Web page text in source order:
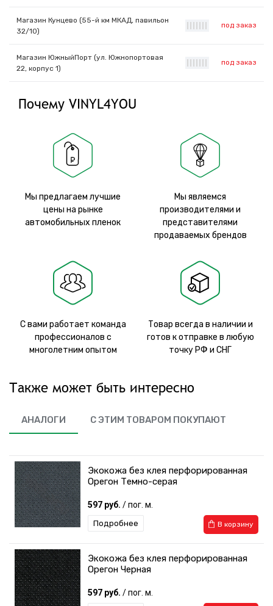
Магазин Кунцево (55-й км МКАД, павильон
32/10)
под заказ
Магазин ЮжныйПорт (ул. Южнопортовая
22, корпус 1)
под заказ
Почему VINYL4YOU
Мы предлагаем лучшие
цены на рынке
автомобильных пленок
Мы являемся
производителями и
представителями
продаваемых брендов
С вами работает команда
профессионалов с
многолетним опытом
Товар всегда в наличии и
готов к отправке в любую
точку РФ и СНГ
Также может быть интересно
АНАЛОГИ С ЭТИМ ТОВАРОМ ПОКУПАЮТ
Экокожа без клея перфорированная
Орегон Темно-серая
597 руб. / пог. м.
В корзину
Подробнее
Экокожа без клея перфорированная
Орегон Черная
597 руб. / пог. м.